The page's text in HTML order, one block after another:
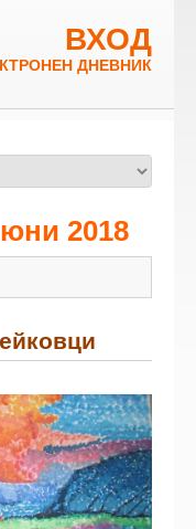
ВХОД
ДНЕВНИК
юни 2018